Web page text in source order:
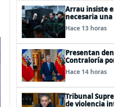
Arrau insiste
necesaria
del secreto
existe
Hace 13 horas
Presentan
Contraloría
información
cadena
Hace 14 horas
Tribunal
de violencia